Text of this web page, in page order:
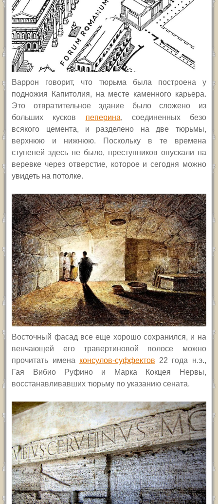
Варрон говорит, что тюрьма была построена у
подножия Капитолия, на месте каменного карьера.
Это отвратительное здание было сложено из
больших кусков пеперина, соединенных безо
всякого цемента, и разделено на две тюрьмы,
верхнюю и нижнюю. Поскольку в те времена
ступеней здесь не было, преступников опускали на
веревке через отверстие, которое и сегодня можно
увидеть на потолке.
Восточный фасад все еще хорошо сохранился, и на
венчающей его травертиновой полосе можно
прочитать имена консулов-суффектов 22 года н.э.,
Гая Вибио Руфино и Марка Кокцея Нервы,
восстанавливавших тюрьму по указанию сената.